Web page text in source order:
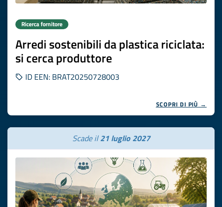
Ricerca fornitore
Arredi sostenibili da plastica riciclata:
si cerca produttore
ID EEN: BRAT20250728003
SCOPRI DI PIÙ →
Scade il21 luglio 2027